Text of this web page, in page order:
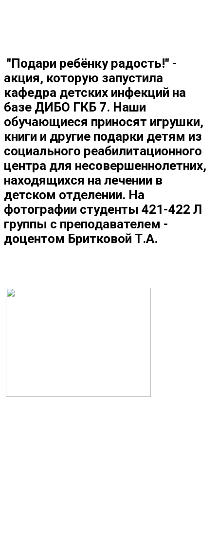
"Подари ребёнку радость!" -
акция, которую запустила
кафедра детских инфекций на
базе ДИБО ГКБ 7. Наши
обучающиеся приносят игрушки,
книги и другие подарки детям из
социального реабилитационного
центра для несовершеннолетних,
находящихся на лечении в
детском отделении. На
фотографии студенты 421-422 Л
группы с преподавателем -
доцентом Бритковой Т.А.